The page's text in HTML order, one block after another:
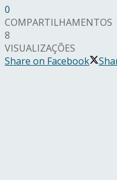
0
COMPARTILHAMENTOS
8
VISUALIZAÇÕES
Share on Facebook